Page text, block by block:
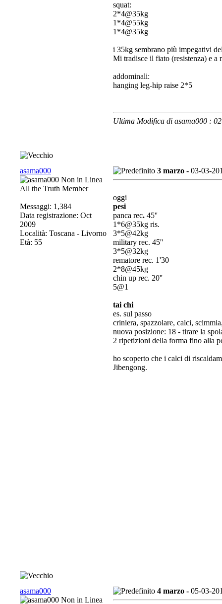
squat:
2*4@35kg
1*4@55kg
1*4@35kg
i 35kg sembrano più impegativi
Mi tradisce il fiato (resistenza) e a
addominali:
hanging leg-hip raise 2*5
Ultima Modifica di asama000 :
asama000
All the Truth Member
Messaggi: 1,384
Data registrazione: Oct
2009
Località: Toscana - Livorno
Età: 55
3 marzo - 03-03-
oggi
pesi
panca rec. 45''
1*6@35kg ris.
3*5@42kg
military rec. 45''
3*5@32kg
rematore rec. 1'30
2*8@45kg
chin up rec. 20''
5@1
tai chi
es. sul passo
criniera, spazzolare, calci,
nuova posizione: 18 - tirare la
2 ripetizioni della forma fino alla
ho scoperto che i calci di
Jibengong.
asama000 4 marzo - 05-03-